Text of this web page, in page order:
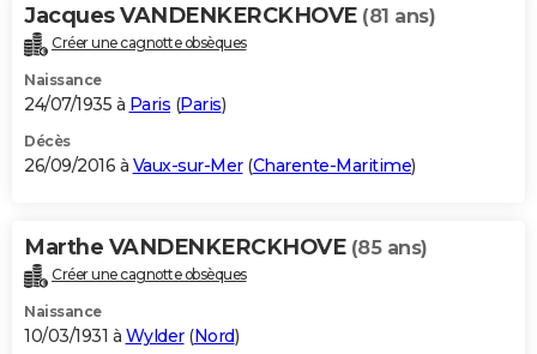
Jacques VANDENKERCKHOVE (81 ans)
Créer une cagnotte obsèques
Naissance
24/07/1935 à Paris (Paris)
Décès
26/09/2016 à Vaux-sur-Mer(Charente-Maritime)
Marthe VANDENKERCKHOVE (85 ans)
Créer une cagnotte obsèques
Naissance
10/03/1931 à Wylder(Nord)